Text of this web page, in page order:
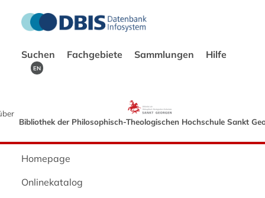
Suchen Fachgebiete Sammlungen Hilfe
EN
Bibliothek der Philosophisch-Theologischen Hochschule Sankt
Homepage
Onlinekatalog